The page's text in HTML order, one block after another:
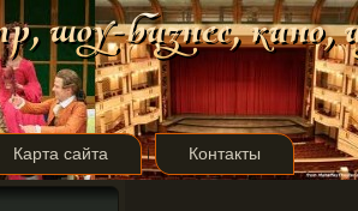
Карта сайта Контакты